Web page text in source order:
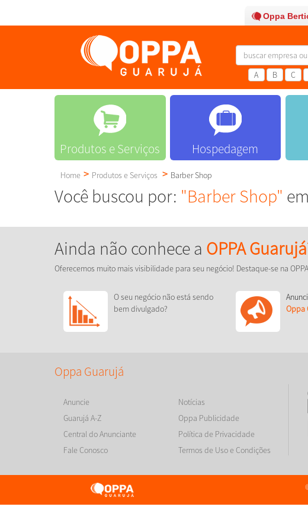
Oppa
A B C
Produtos e Serviços Hospedagem
Home Produtos e Serviços Barber Shop
Você buscou por: "Barber Shop"
Ainda não conhece a OPPA
Oferecemos muito mais visibilidade para seu negócio! Destaque-se na
O seu negócio não está sendo
bem divulgado?
Oppa
Oppa Guarujá
Anuncie
Guarujá A-Z
Central do Anunciante
Fale Conosco
Notícias
Oppa Publicidade
Política de Privacidade
Termos de Uso e Condições